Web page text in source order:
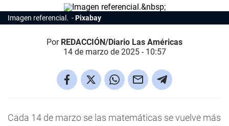
Imagen referencial. Pixabay
Por REDACCIÓN/Diario Las Américas
14 de marzo de 2025 - 10:57
Cada 14 de marzo se las matemáticas se vuelve más